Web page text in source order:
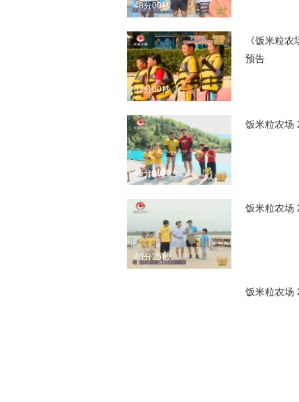
48分00秒
02分00秒
《饭米粒
预告
45分00秒
饭米粒农场
46分25秒
饭米粒农场
饭米粒农场